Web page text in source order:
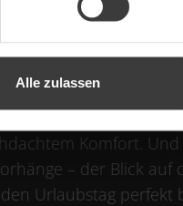
Alle zulassen
KLAR, GEMÜTLICH
Linien, ruhige Farben
aktiven Tag in den
aus hochwertigen
Komfort. Und
– der Blick auf
den Urlaubstag perfekt